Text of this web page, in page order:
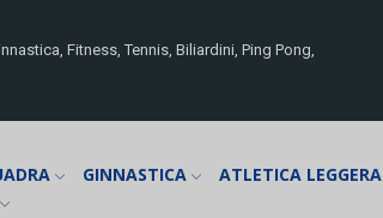
Fitness, Tennis, Biliardini, Ping Pong,
GINNASTICA ATLETICA LEGGERA